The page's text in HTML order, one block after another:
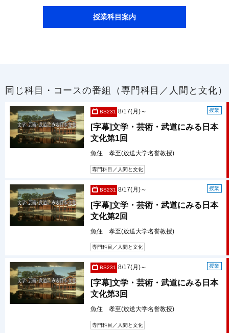
授業科目案内
同じ科目・コースの番組（専門科目／人間と文化）
BS231 授業
8/17(月)～
[字幕]文学・芸術・武道にみる日本
文化第1回
魚住 孝至(放送大学名誉教授)
専門科目／人間と文化
BS231 授業
8/17(月)～
[字幕]文学・芸術・武道にみる日本
文化第2回
魚住 孝至(放送大学名誉教授)
専門科目／人間と文化
BS231 授業
8/17(月)～
[字幕]文学・芸術・武道にみる日本
文化第3回
魚住 孝至(放送大学名誉教授)
専門科目／人間と文化